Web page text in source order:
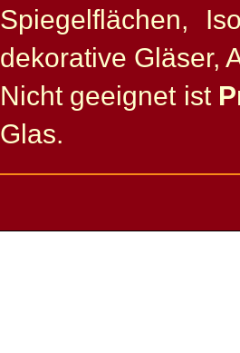
Spiegelflächen,
dekorative Gläser,
Nicht geeignet ist
Glas.